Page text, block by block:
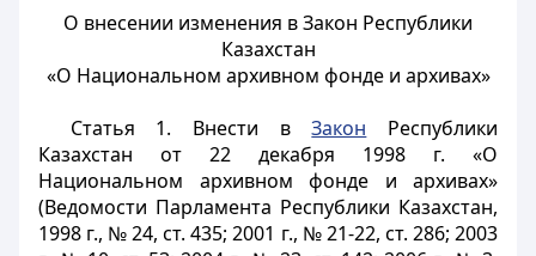
О внесении изменения в Закон Республики
Казахстан
«О Национальном архивном фонде и архивах»
Статья 1. Внести вЗакон Республики
Казахстан от 22 декабря 1998 г. «О
Национальном архивном фонде и архивах»
(Ведомости Парламента Республики Казахстан,
1998 г., № 24, ст. 435; 2001 г., № 21-22, ст. 286; 2003